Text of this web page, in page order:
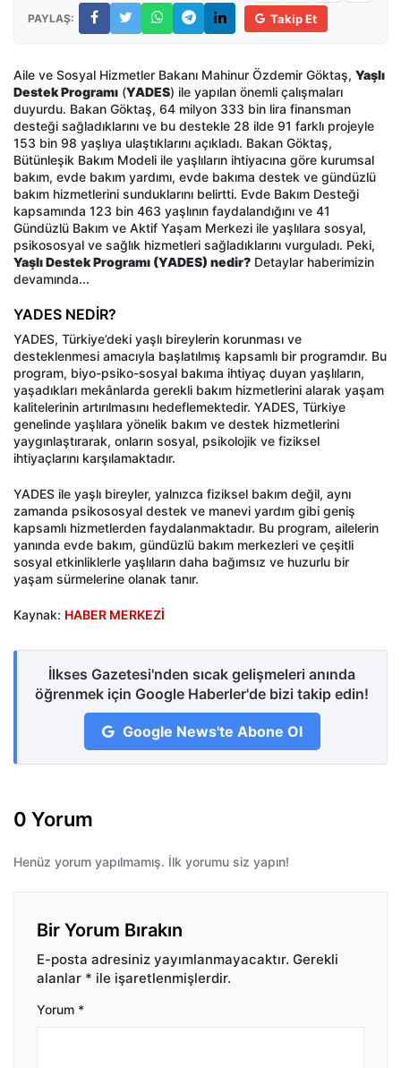
PAYLAŞ: Takip Et
Aile ve Sosyal Hizmetler Bakanı Mahinur Özdemir Göktaş, Yaşlı
Destek Programı (YADES) ile yapılan önemli çalışmaları
duyurdu. Bakan Göktaş, 64 milyon 333 bin lira finansman
desteği sağladıklarını ve bu destekle 28 ilde 91 farklı projeyle
153 bin 98 yaşlıya ulaştıklarını açıkladı. Bakan Göktaş,
Bütünleşik Bakım Modeli ile yaşlıların ihtiyacına göre kurumsal
bakım, evde bakım yardımı, evde bakıma destek ve gündüzlü
bakım hizmetlerini sunduklarını belirtti. Evde Bakım Desteği
kapsamında 123 bin 463 yaşlının faydalandığını ve 41
Gündüzlü Bakım ve Aktif Yaşam Merkezi ile yaşlılara sosyal,
psikososyal ve sağlık hizmetleri sağladıklarını vurguladı. Peki,
Yaşlı Destek Programı (YADES) nedir? Detaylar haberimizin
devamında...
YADES NEDİR?
YADES, Türkiye’deki yaşlı bireylerin korunması ve
desteklenmesi amacıyla başlatılmış kapsamlı bir programdır. Bu
program, biyo-psiko-sosyal bakıma ihtiyaç duyan yaşlıların,
yaşadıkları mekânlarda gerekli bakım hizmetlerini alarak yaşam
kalitelerinin artırılmasını hedeflemektedir. YADES, Türkiye
genelinde yaşlılara yönelik bakım ve destek hizmetlerini
yaygınlaştırarak, onların sosyal, psikolojik ve fiziksel
ihtiyaçlarını karşılamaktadır.
YADES ile yaşlı bireyler, yalnızca fiziksel bakım değil, aynı
zamanda psikososyal destek ve manevi yardım gibi geniş
kapsamlı hizmetlerden faydalanmaktadır. Bu program, ailelerin
yanında evde bakım, gündüzlü bakım merkezleri ve çeşitli
sosyal etkinliklerle yaşlıların daha bağımsız ve huzurlu bir
yaşam sürmelerine olanak tanır.
Kaynak: HABER MERKEZİ
İlkses Gazetesi'nden sıcak gelişmeleri anında
öğrenmek için Google Haberler'de bizi takip edin!
Google News'te Abone Ol
0 Yorum
Henüz yorum yapılmamış. İlk yorumu siz yapın!
Bir Yorum Bırakın
E-posta adresiniz yayımlanmayacaktır. Gerekli
alanlar * ile işaretlenmişlerdir.
Yorum *